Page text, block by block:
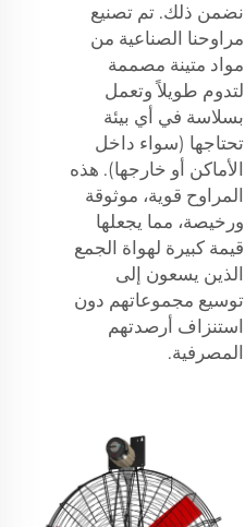
نضمن ذلك. تم تصنيع
مراوحنا الصناعية من
مواد متينة مصممة
لتدوم طويلاً وتعمل
بسلاسة في أي بيئة
تحتاجها (سواء داخل
الأماكن أو خارجها). هذه
المراوح قوية، موثوقة
ورخيصة، مما يجعلها
قيمة كبيرة لهواة الجمع
الذين يسعون إلى
توسيع مجموعاتهم دون
استنزاف أرصدتهم
المصرفية.